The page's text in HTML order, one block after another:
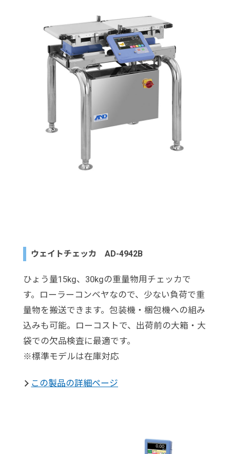
ウェイトチェッカ AD-4942B
ひょう量15kg、30kgの重量物用チェッカで
す。ローラーコンベヤなので、少ない負荷で重
量物を搬送できます。包装機・梱包機への組み
込みも可能。ローコストで、出荷前の大箱・大
袋での欠品検査に最適です。
※標準モデルは在庫対応
この製品の詳細ページ